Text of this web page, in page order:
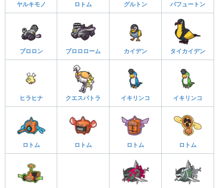
ヤルキモノ ロトム グルトン パフュートン
ブロロン ブロロローム カイデン タイカイデン
ヒラヒナ クエスパトラ イキリンコ イキリンコ
ロトム ロトム ロトム ロトム